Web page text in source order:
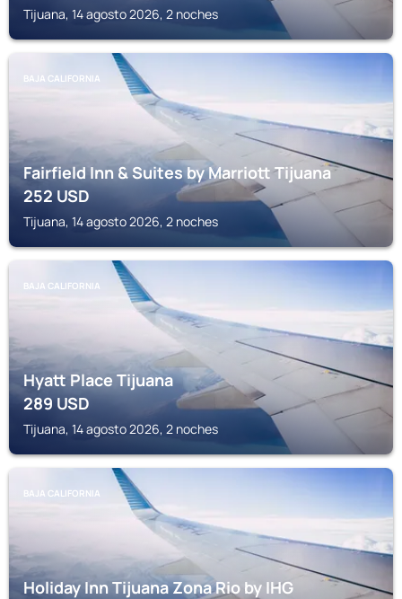
Tijuana, 14 agosto 2026, 2 noches
BAJA CALIFORNIA
Fairfield Inn & Suites by Marriott Tijuana
252USD
Tijuana, 14 agosto 2026, 2 noches
BAJA CALIFORNIA
Hyatt Place Tijuana
289USD
Tijuana, 14 agosto 2026, 2 noches
BAJA CALIFORNIA
Holiday Inn Tijuana Zona Rio by IHG